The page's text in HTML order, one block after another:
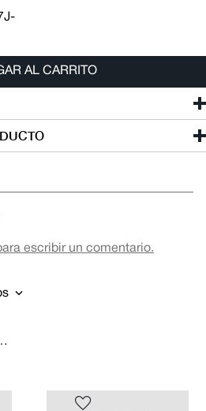
AL CARRITO
escribir un comentario.